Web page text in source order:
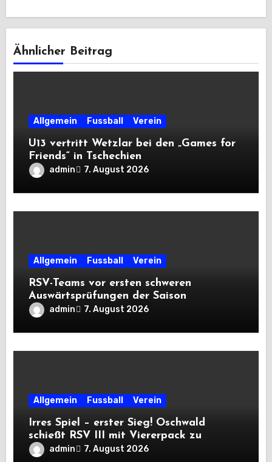
Ähnlicher Beitrag
Allgemein Fussball Verein
U13 vertritt Wetzlar bei den „Games for
Friends“ in Tschechien
admin 7. August 2026
Allgemein Fussball Verein
RSV-Teams vor ersten schweren
Auswärtsprüfungen der Saison
admin 7. August 2026
Allgemein Fussball Verein
Irres Spiel – erster Sieg! Oschwald
schießt RSV III mit Viererpack zu
Premiere
admin 7. August 2026